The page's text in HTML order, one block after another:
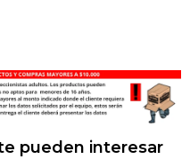
pueden interesar